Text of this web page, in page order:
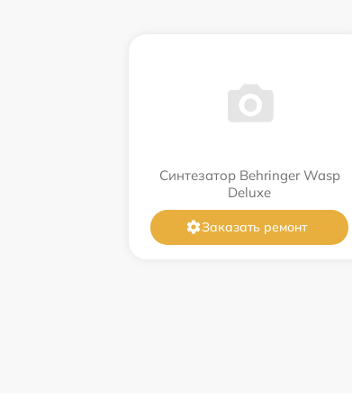
Синтезатор Behringer Wasp
Deluxe
Заказать ремонт